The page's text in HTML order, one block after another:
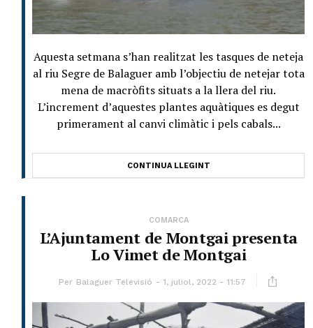
Aquesta setmana s’han realitzat les tasques de neteja
al riu Segre de Balaguer amb l’objectiu de netejar tota
mena de macròfits situats a la llera del riu.
L’increment d’aquestes plantes aquàtiques es degut
primerament al canvi climàtic i pels cabals...
CONTINUA LLEGINT
COMARCA
L’Ajuntament de Montgai presenta
Lo Vimet de Montgai
Per Balaguer Televisió 1, juliol, 2022 - 11:57